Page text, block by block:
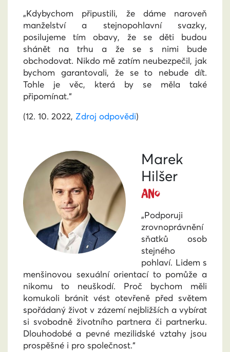
„Kdybychom připustili, že dáme naroveň
manželství a stejnopohlavní svazky,
posilujeme tím obavy, že se děti budou
shánět na trhu a že se s nimi bude
obchodovat. Nikdo mě zatím neubezpečil, jak
bychom garantovali, že se to nebude dít.
Tohle je věc, která by se měla také
připomínat.“
(12. 10. 2022, Zdroj odpovědi)
Marek
Hilšer
ANO
„Podporuji
zrovnoprávnění
sňatků osob
stejného
pohlaví. Lidem s
menšinovou sexuální orientací to pomůže a
nikomu to neuškodí. Proč bychom měli
komukoli bránit vést otevřeně před světem
spořádaný život v zázemí nejbližších a vybírat
si svobodně životního partnera či partnerku.
Dlouhodobé a pevné mezilidské vztahy jsou
prospěšné i pro společnost.“